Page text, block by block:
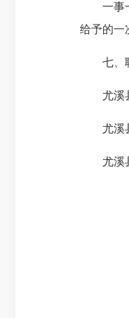
一事一
给予的一
七、
尤溪县
尤溪县
尤溪县